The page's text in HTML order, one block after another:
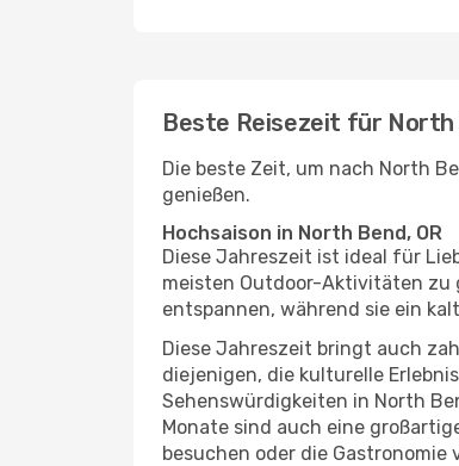
Beste Reisezeit für North
Die beste Zeit, um nach North
genießen.
Hochsaison in North Bend, OR
Diese Jahreszeit ist ideal für
meisten Outdoor-Aktivitäten zu
entspannen, während sie ein
Diese Jahreszeit bringt auch
diejenigen, die kulturelle
Sehenswürdigkeiten in North
Monate sind auch eine
besuchen oder die Gastronomie